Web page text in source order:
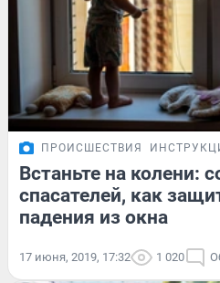
ПРОИСШЕСТВИЯ
Встаньте на колени:
спасателей, как
падения из окна
17 июня, 2019, 17:32 1 020